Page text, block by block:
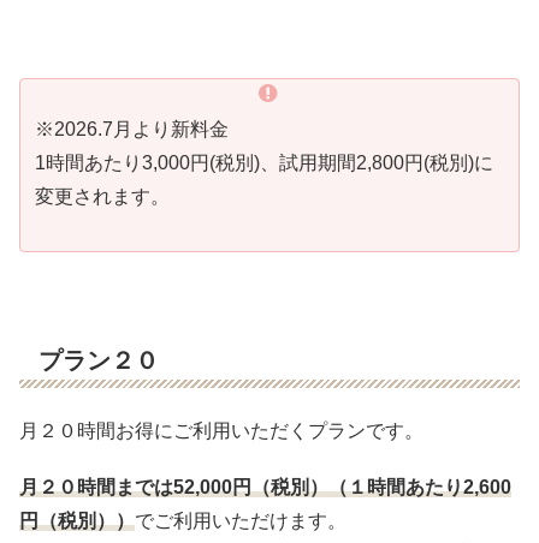
※2026.7月より新料金
1時間あたり3,000円(税別)、試用期間2,800円(税別)に
変更されます。
プラン２０
月２０時間お得にご利用いただくプランです。
月２０時間までは52,000円（税別）（１時間あたり2,600
円（税別））でご利用いただけます。